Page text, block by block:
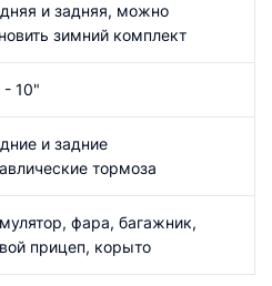
и задняя, можно
зимний комплект
- 10"
и задние
тормоза
фара, багажник,
прицеп, корыто